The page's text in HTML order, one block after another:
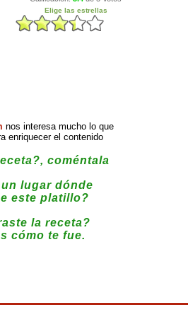
nos interesa mucho lo que
enriquecer el contenido
coméntala
lugar dónde
este platillo?
la receta?
cómo te fue.